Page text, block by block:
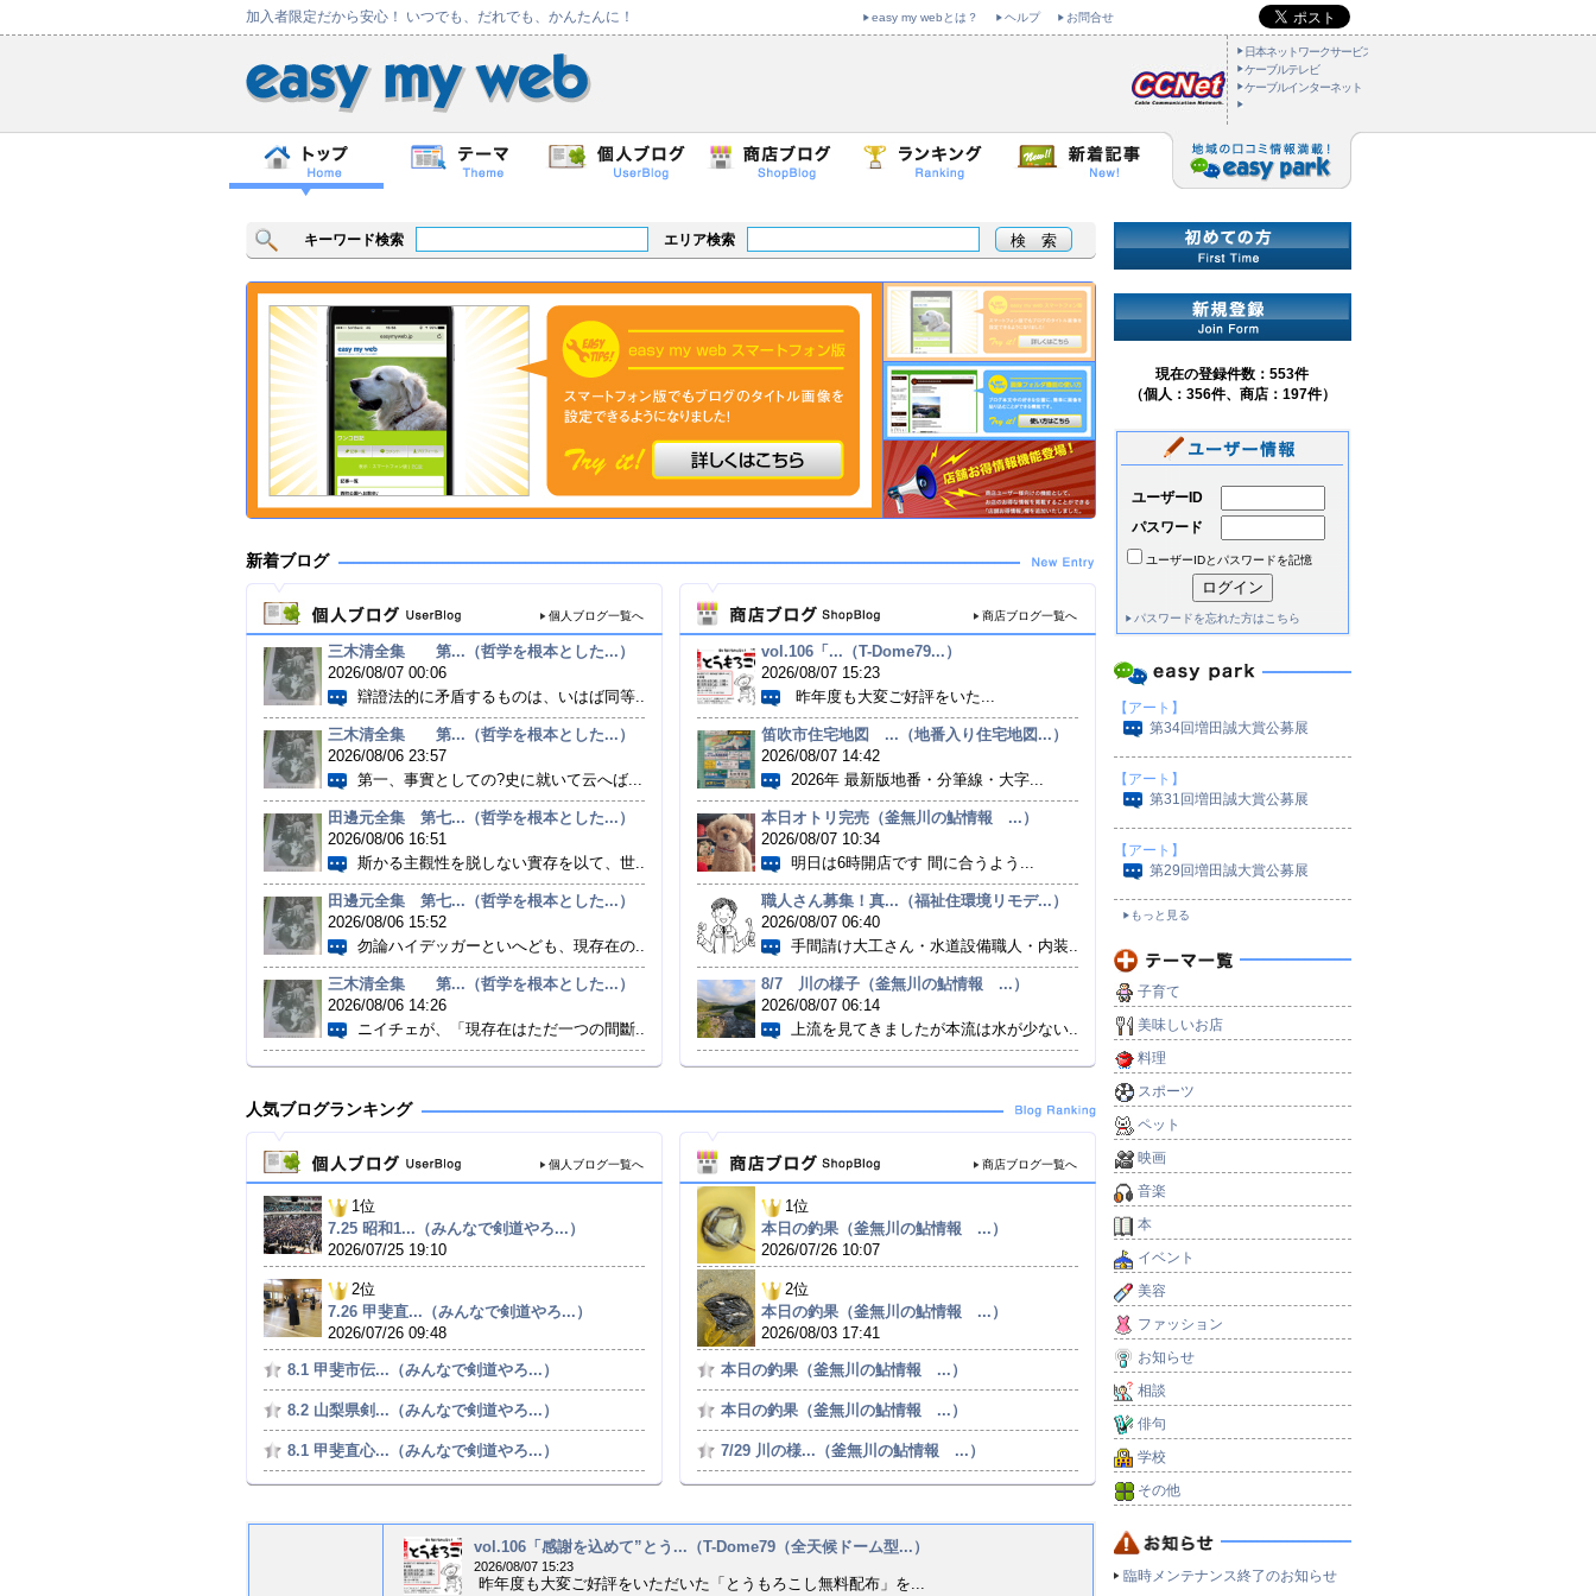
加入者限定だから安心！ いつでも、だれでも、かんたんに！ easy my webとは？ ヘルプ お問合せ
日本ネットワークサービス
ケーブルテレビ
ケーブルインターネット
キーワード検索 エリア検索
新着ブログ
個人ブログ一覧へ
三木清全集 第...（哲学を根本とした...）
2026/08/07 00:06
辯證法的に矛盾するものは、いはば同等...
三木清全集 第...（哲学を根本とした...）
2026/08/06 23:57
第一、事實としての?史に就いて云へば...
田邊元全集 第七...（哲学を根本とした...）
2026/08/06 16:51
斯かる主觀性を脱しない實存を以て、世...
田邊元全集 第七...（哲学を根本とした...）
2026/08/06 15:52
勿論ハイデッガーといへども、現存在の...
三木清全集 第...（哲学を根本とした...）
2026/08/06 14:26
ニイチェが、「現存在はただ一つの間斷...
商店ブログ一覧へ
vol.106「...（T-Dome79...）
2026/08/07 15:23
昨年度も大変ご好評をいた...
笛吹市住宅地図 ...（地番入り住宅地図...）
2026/08/07 14:42
2026年 最新版地番・分筆線・大字...
本日オトリ完売（釜無川の鮎情報 ...）
2026/08/07 10:34
明日は6時開店です 間に合うよう...
職人さん募集！真...（福祉住環境リモデ...）
2026/08/07 06:40
手間請け大工さん・水道設備職人・内装...
8/7 川の様子（釜無川の鮎情報 ...）
2026/08/07 06:14
上流を見てきましたが本流は水が少ない...
人気ブログランキング
個人ブログ一覧へ
1位
7.25 昭和1...（みんなで剣道やろ...）
2026/07/25 19:10
2位
7.26 甲斐直...（みんなで剣道やろ...）
2026/07/26 09:48
8.1 甲斐市伝...（みんなで剣道やろ...）
8.2 山梨県剣...（みんなで剣道やろ...）
8.1 甲斐直心...（みんなで剣道やろ...）
商店ブログ一覧へ
1位
本日の釣果（釜無川の鮎情報 ...）
2026/07/26 10:07
2位
本日の釣果（釜無川の鮎情報 ...）
2026/08/03 17:41
本日の釣果（釜無川の鮎情報 ...）
本日の釣果（釜無川の鮎情報 ...）
7/29 川の様...（釜無川の鮎情報 ...）
vol.106「感謝を込めて”とう...（T-Dome79（全天候ドーム型...）
2026/08/07 15:23
昨年度も大変ご好評をいただいた「とうもろこし無料配布」を...
現在の登録件数：553件
（個人：356件、商店：197件）
ユーザーID
パスワード
ユーザーIDとパスワードを記憶
パスワードを忘れた方はこちら
【アート】
第34回増田誠大賞公募展
【アート】
第31回増田誠大賞公募展
【アート】
第29回増田誠大賞公募展
もっと見る
子育て
美味しいお店
料理
スポーツ
ペット
映画
音楽
本
イベント
美容
ファッション
お知らせ
相談
俳句
学校
その他
臨時メンテナンス終了のお知らせ